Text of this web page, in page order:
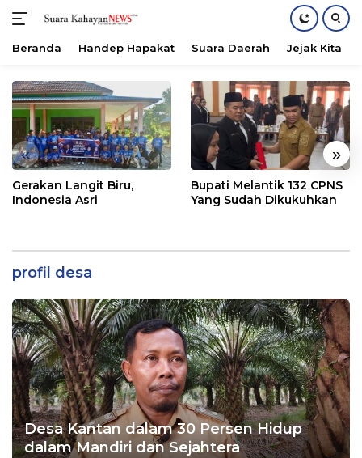
konten
Beranda Handep Hapakat Suara Daerah Jejak Kita
« »
Gerakan Langit Biru,
Indonesia Asri
Bupati Melantik 132 CPNS
Yang Sudah Dikukuhkan
profil desa
Desa Kantan dalam 30 Persen Hidup
dalam Mandiri dan Sejahtera